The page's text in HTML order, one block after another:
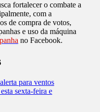
fortalecer o combate a
com a
de compra de votos,
e uso da máquina
no Facebook.